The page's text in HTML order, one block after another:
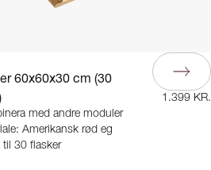
60x60x30 cm (30
med andre moduler
Amerikansk rød eg
til 30 flasker
1.399 KR.